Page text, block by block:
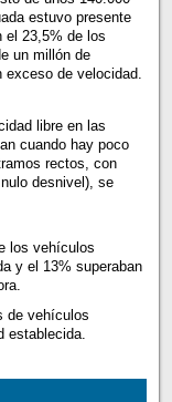
estuvo presente
el 23,5% de los
un millón de
exceso de velocidad.
libre en las
cuando hay poco
rectos, con
desnivel), se
los vehículos
y el 13% superaban
de vehículos
establecida.